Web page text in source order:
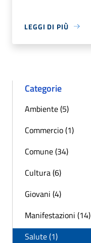
LEGGI DI PIÙ
Categorie
Ambiente (5)
Commercio (1)
Comune (34)
Cultura (6)
Giovani (4)
Manifestazioni (14)
Salute (1)